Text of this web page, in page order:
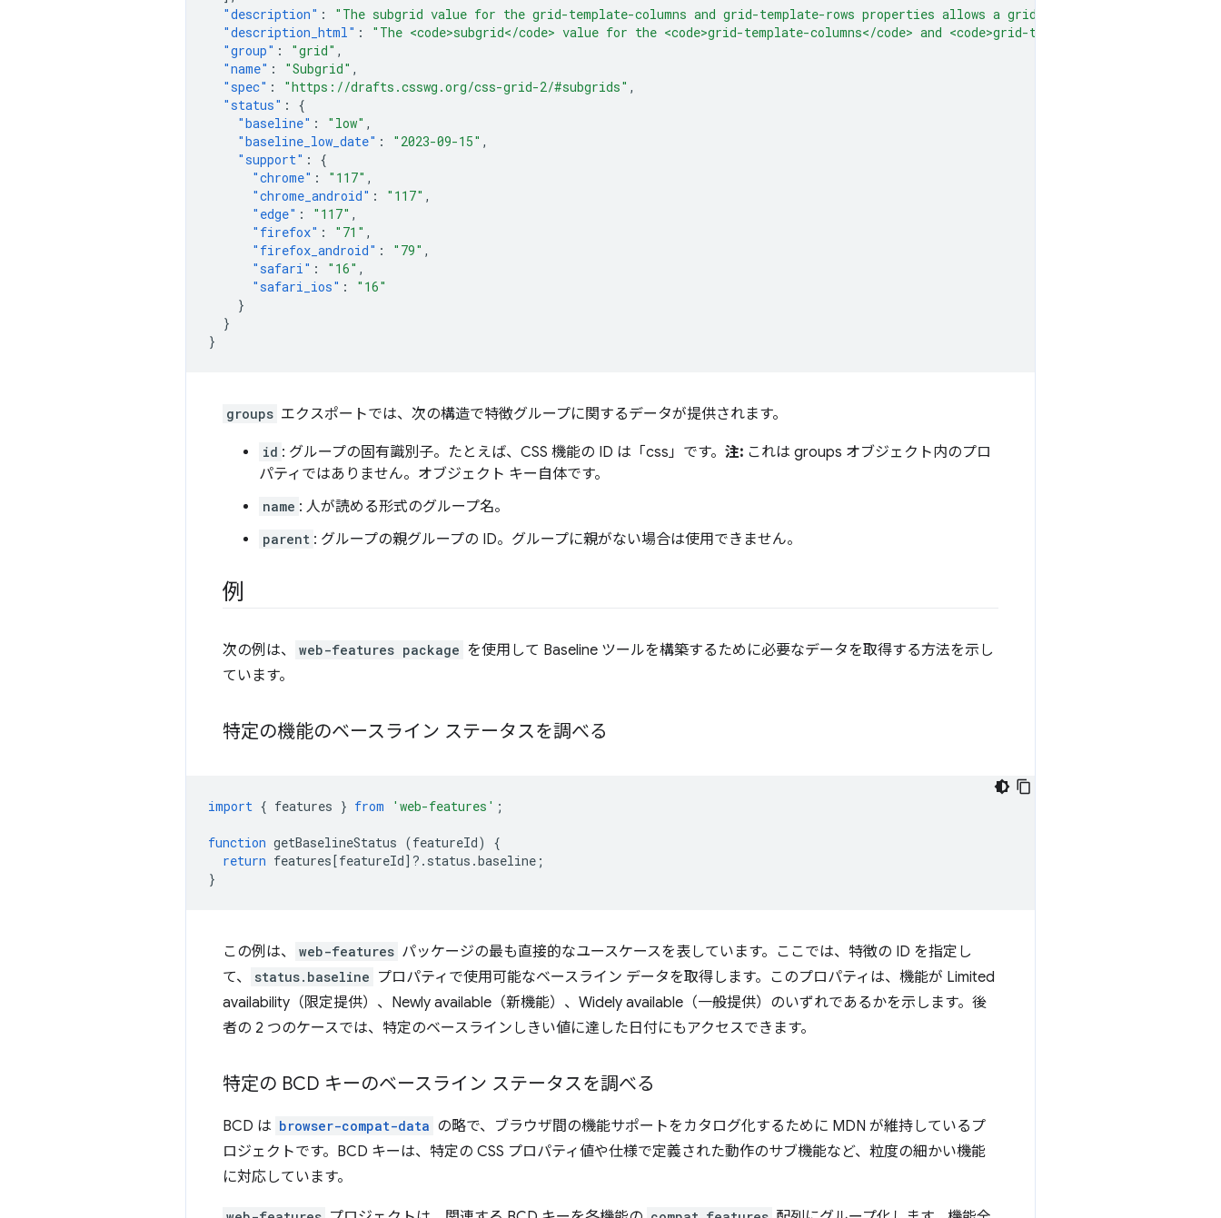
"description" :
"The subgrid value for the grid-template-columns and grid-template-rows properties allows a grid item to inherit the
"description_html" :
"The <code>subgrid</code> value for the <code>grid-template-columns</code> and <code>grid-template-rows</
"group" : "grid" ,
"name" : "Subgrid" ,
"spec" : "https://drafts.csswg.org/css-grid-2/#subgrids" ,
"status" :
{
"baseline" : "low" ,
"baseline_low_date" : "2023-09-15" ,
"support" :
{
"chrome" : "117" ,
"chrome_android" : "117" ,
"edge" : "117" ,
"firefox" : "71" ,
"firefox_android" : "79" ,
"safari" : "16" ,
"safari_ios" :
"16"
}
}
}
groups エクスポートでは、次の構造で特徴グループに関するデータが提供されます。
id : グループの固有識別子。たとえば、CSS 機能の ID は「css」です。 注: これは groups オブジェクト内のプロ
パティではありません。オブジェクト キー自体です。
name : 人が読める形式のグループ名。
parent : グループの親グループの ID。グループに親がない場合は使用できません。
例
次の例は、 web-features package を使用して Baseline ツールを構築するために必要なデータを取得する方法を示し
ています。
特定の機能のベースライン ステータスを調べる
import { features } from 'web-features' ;
function getBaselineStatus (featureId)
{
return features[featureId] ? . status .baseline ;
}
この例は、 web-features パッケージの最も直接的なユースケースを表しています。ここでは、特徴の ID を指定し
て、
status.baseline プロパティで使用可能なベースライン データを取得します。このプロパティは、機能が Limited
availability（限定提供）、Newly available（新機能）、Widely available（一般提供）のいずれであるかを示します。後
者の 2 つのケースでは、特定のベースラインしきい値に達した日付にもアクセスできます。
特定の BCD キーのベースライン ステータスを調べる
BCD は browser-compat-data の略で、ブラウザ間の機能サポートをカタログ化するために MDN が維持しているプ
ロジェクトです。BCD キーは、特定の CSS プロパティ値や仕様で定義された動作のサブ機能など、粒度の細かい機能
に対応しています。